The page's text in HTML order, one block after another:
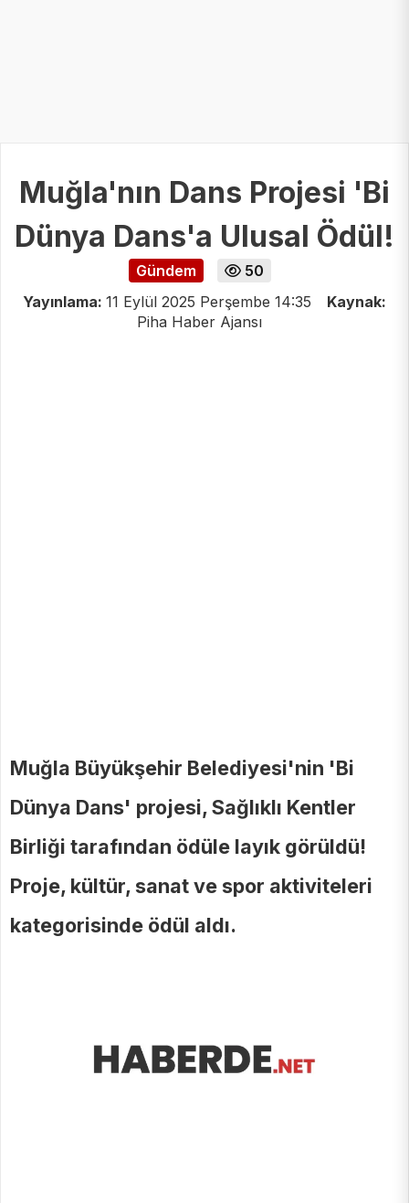
Muğla'nın Dans Projesi 'Bi
Dünya Dans'a Ulusal Ödül!
Gündem
50
Yayınlama: 11 Eylül 2025 Perşembe 14:35
Kaynak:
Piha Haber Ajansı
Muğla Büyükşehir Belediyesi'nin 'Bi
Dünya Dans' projesi, Sağlıklı Kentler
Birliği tarafından ödüle layık görüldü!
Proje, kültür, sanat ve spor aktiviteleri
kategorisinde ödül aldı.